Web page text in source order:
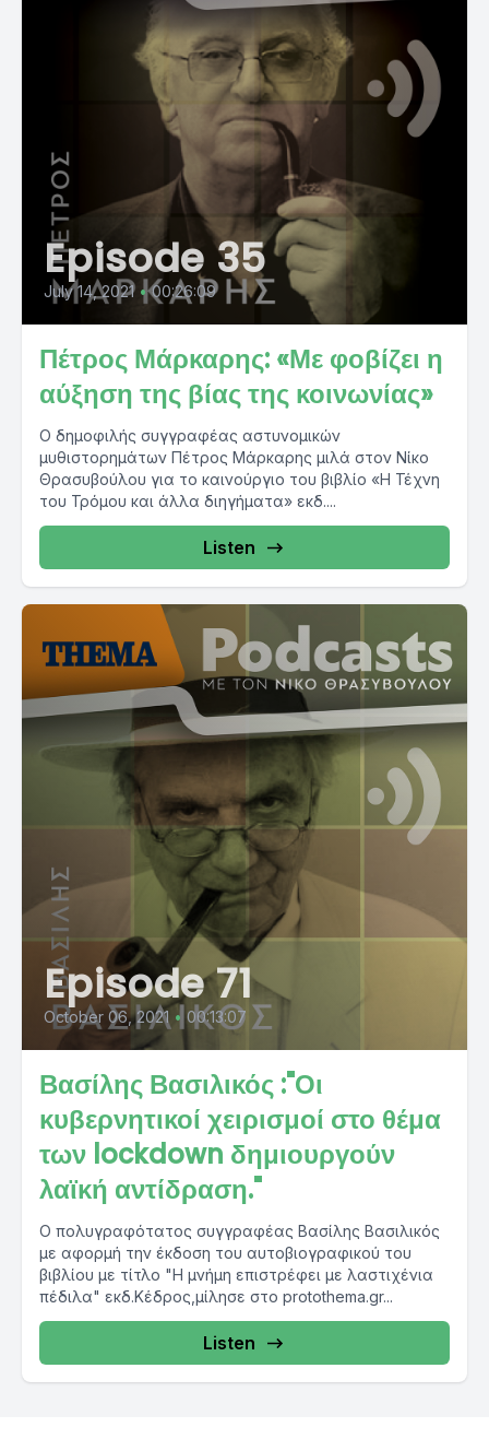
Episode 35
July 14, 2021 • 00:26:09
Πέτρος Μάρκαρης: «Με φοβίζει η
αύξηση της βίας της κοινωνίας»
Ο δημοφιλής συγγραφέας αστυνομικών
μυθιστορημάτων Πέτρος Μάρκαρης μιλά στον Νίκο
Θρασυβούλου για το καινούργιο του βιβλίο «Η Τέχνη
του Τρόμου και άλλα διηγήματα» εκδ....
Listen
Episode 71
October 06, 2021 • 00:13:07
Βασίλης Βασιλικός :"Οι
κυβερνητικοί χειρισμοί στο θέμα
των lockdown δημιουργούν
λαϊκή αντίδραση."
Ο πολυγραφότατος συγγραφέας Βασίλης Βασιλικός
με αφορμή την έκδοση του αυτοβιογραφικού του
βιβλίου με τίτλο "Η μνήμη επιστρέφει με λαστιχένια
πέδιλα" εκδ.Κέδρος,μίλησε στο protothema.gr...
Listen